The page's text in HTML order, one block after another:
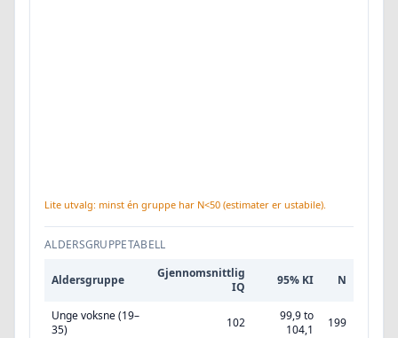
Lite utvalg: minst én gruppe har N<50 (estimater er ustabile).
ALDERSGRUPPETABELL
Aldersgruppe
Gjennomsnittlig
IQ
95% KI N
Unge voksne (19–
35)
102
99,9 to
104,1
199